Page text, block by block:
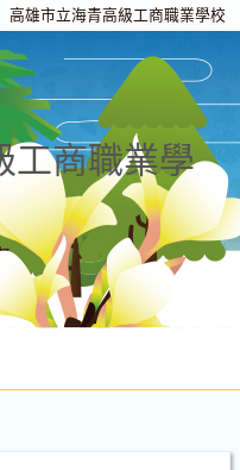
高雄市立海青高級工商職業學校
工商職業學